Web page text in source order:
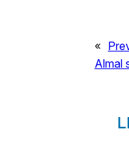
«
Almal